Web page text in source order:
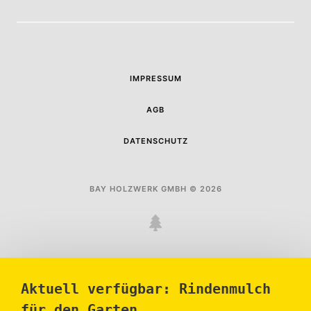
IMPRESSUM
AGB
DATENSCHUTZ
BAY HOLZWERK GMBH © 2026
Aktuell verfügbar: Rindenmulch